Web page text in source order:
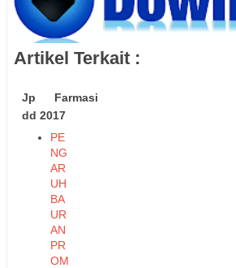
Artikel Terkait :
Jp Farmasi
dd 2017
PE
NG
AR
UH
BA
UR
AN
PR
OM